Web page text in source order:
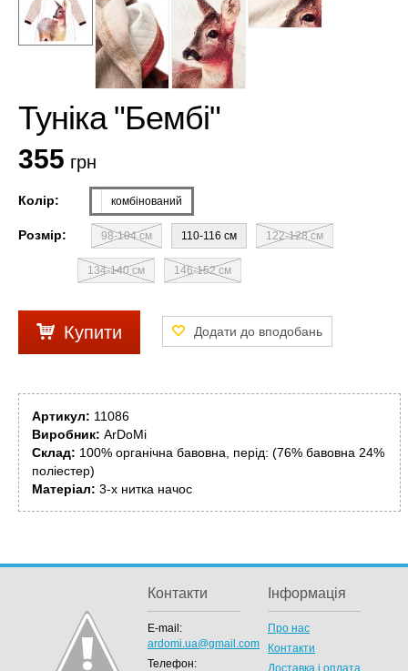
Туніка "Бембі"
355 грн
Колір: комбінований
Розмір: 98-104 см 110-116 см 122-128 см
134-140 см 146-152 см
Купити
Артикул: 11086
Виробник: ArDoMi
Склад: 100% органічна бавовна, перід: (76% бавовна 24%
поліестер)
Матеріал: 3-х нитка начос
Контакти
E-mail:
ardomi.ua@gmail.com
Телефон:
Інформація
Про нас
Контакти
Доставка і оплата